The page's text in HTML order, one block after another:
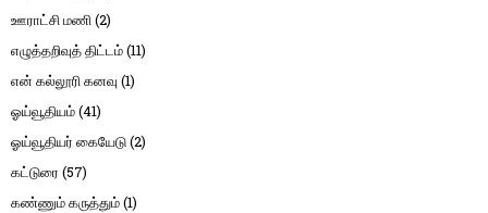
ஊராட்சி மணி(2)
எழுத்தறிவுத் திட்டம்(11)
என் கல்லூரி கனவு (1)
ஓய்வூதியம்(41)
ஓய்வூதியர் கையேடு(2)
கட்டுரை (57)
கண்ணும் கருத்தும்(1)